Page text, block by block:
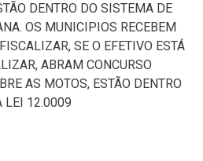
DENTRO DO SISTEMA DE
OS MUNICIPIOS RECEBEM
SE O EFETIVO ESTÁ
ABRAM CONCURSO
AS MOTOS, ESTÃO DENTRO
LEI 12.0009